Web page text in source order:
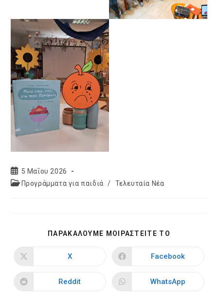
Post
published:
5 Μαΐου 2026
PostΠρογράμματα για παιδιά / Τελευταία Νέα
ΠΑΡΑΚΑΛΟΥΜΕ ΜΟΙΡΑΣΤΕΙΤΕ ΤΟ
CONTENT
Opens
new
window
X
Opens
new
window
Facebook
Opens
Reddit
Opens
WhatsApp